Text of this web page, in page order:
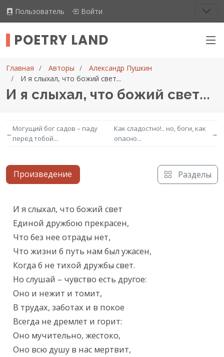
Пользователь Войти
POETRY LAND
Главная Авторы
Александр Пушкин
И я слыхал, что божий свет...
И я слыхал, что божий свет...
←
Могущий бог садов – паду
перед тобой...
Как сладостно!.. но, боги, как
опасно...
→
Произведение Разделы
Текст произведения
И я слыхал, что божий свет
Единой дружбою прекрасен,
Что без нее отрады нет,
Что жизни б путь нам был ужасен,
Когда б не тихой дружбы свет.
Но слушай – чувство есть другое:
Оно и нежит и томит,
В трудах, заботах и в покое
Всегда не дремлет и горит:
Оно мучительно, жестоко,
Оно всю душу в нас мертвит,